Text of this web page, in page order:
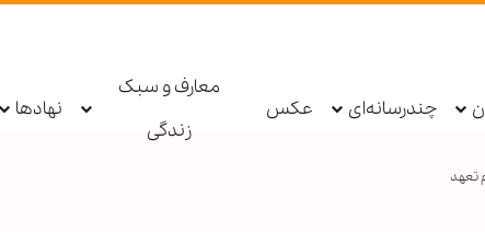
چندرسانه‌ای عکس
معارف و سبک
زندگی
نهادها
تعهد